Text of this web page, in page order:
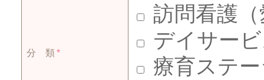
分 類 *
訪問看護
デイサー
療育ステ